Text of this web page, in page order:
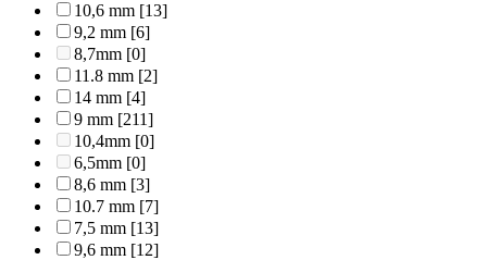
10,6 mm [13]
9,2 mm [6]
8,7mm [0]
11.8 mm [2]
14 mm [4]
9 mm [211]
10,4mm [0]
6,5mm [0]
8,6 mm [3]
10.7 mm [7]
7,5 mm [13]
9,6 mm [12]